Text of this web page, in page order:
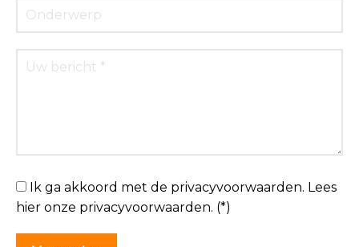
Ik ga akkoord met de privacyvoorwaarden. Lees
hier onze privacyvoorwaarden. (*)